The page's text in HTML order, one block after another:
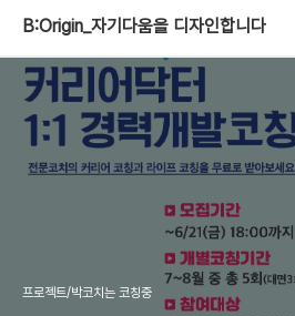
B:Origin_자기다움을 디자인합니다
프로젝트/박코치는 코칭중